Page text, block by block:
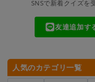
SNSで新着クイズを
友達追加す
人気のカテゴリ一覧